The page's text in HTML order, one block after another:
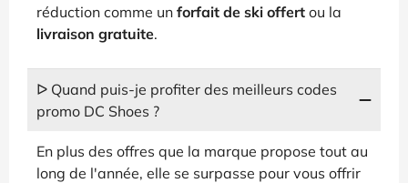
réduction comme un forfait de ski offert ou la
livraison gratuite.
ᐅ Quand puis-je profiter des meilleurs codes
promo DC Shoes ?
En plus des offres que la marque propose tout au
long de l'année, elle se surpasse pour vous offrir